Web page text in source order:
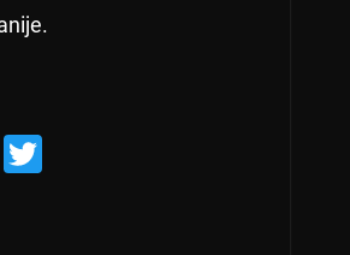
F